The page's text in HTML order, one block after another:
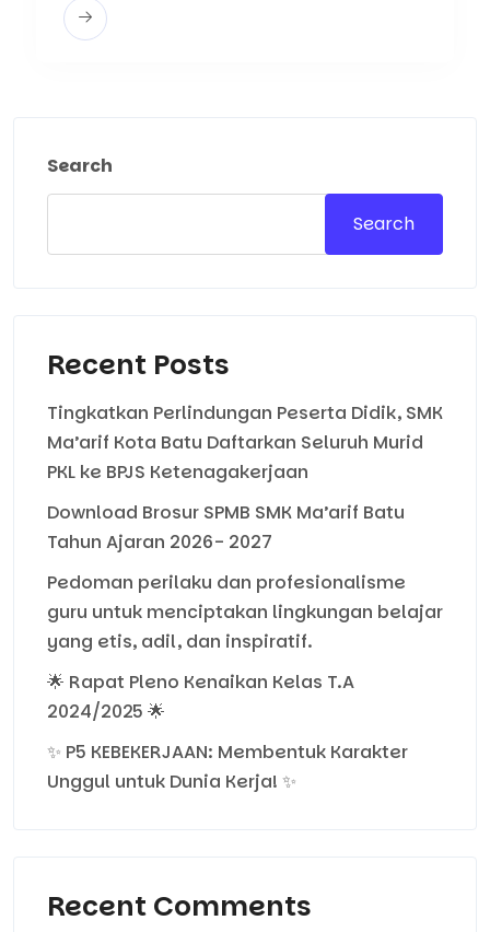
Search
Search
Recent Posts
Tingkatkan Perlindungan Peserta Didik, SMK
Ma’arif Kota Batu Daftarkan Seluruh Murid
PKL ke BPJS Ketenagakerjaan
Download Brosur SPMB SMK Ma’arif Batu
Tahun Ajaran 2026- 2027
Pedoman perilaku dan profesionalisme
guru untuk menciptakan lingkungan belajar
yang etis, adil, dan inspiratif.
🌟 Rapat Pleno Kenaikan Kelas T.A
2024/2025 🌟
✨ P5 KEBEKERJAAN: Membentuk Karakter
Unggul untuk Dunia Kerja! ✨
Recent Comments